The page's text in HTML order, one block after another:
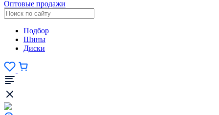
Оптовые продажи
Подбор
Шины
Диски